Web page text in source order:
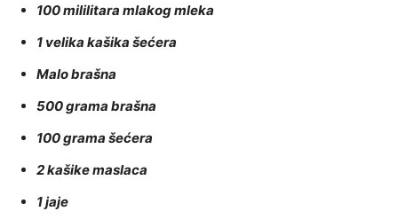
100 mililitara mlakog mleka
1 velika kašika šećera
Malo brašna
500 grama brašna
100 grama šećera
2 kašike maslaca
1 jaje